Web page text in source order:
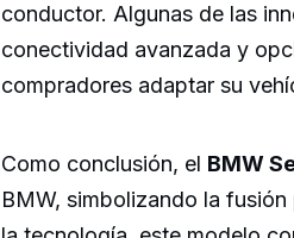
conductor. Algunas de las
conectividad avanzada y
compradores adaptar su
Como conclusión, el BMW
BMW, simbolizando la